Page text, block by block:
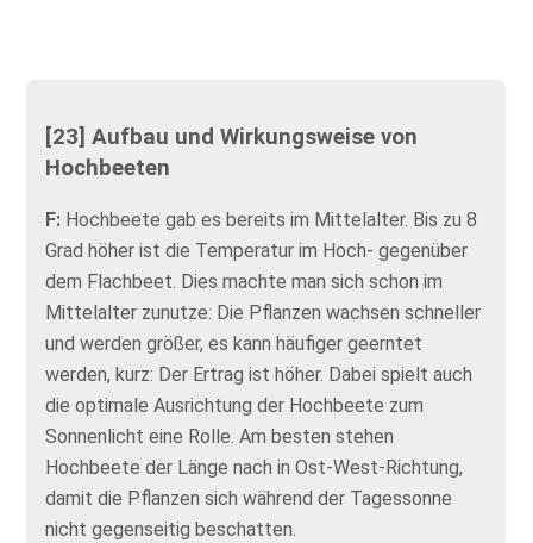
[23] Aufbau und Wirkungsweise von
Hochbeeten
F: Hochbeete gab es bereits im Mittelalter. Bis zu 8
Grad höher ist die Temperatur im Hoch- gegenüber
dem Flachbeet. Dies machte man sich schon im
Mittelalter zunutze: Die Pflanzen wachsen schneller
und werden größer, es kann häufiger geerntet
werden, kurz: Der Ertrag ist höher. Dabei spielt auch
die optimale Ausrichtung der Hochbeete zum
Sonnenlicht eine Rolle. Am besten stehen
Hochbeete der Länge nach in Ost-West-Richtung,
damit die Pflanzen sich während der Tagessonne
nicht gegenseitig beschatten.